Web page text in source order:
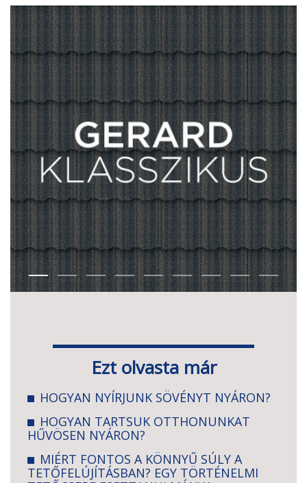
Ezt olvasta már
HOGYAN NYÍRJUNK SÖVÉNYT NYÁRON?
HOGYAN TARTSUK OTTHONUNKAT
HŰVÖSEN NYÁRON?
MIÉRT FONTOS A KÖNNYŰ SÚLY A
TETŐFELÚJÍTÁSBAN? EGY TÖRTÉNELMI